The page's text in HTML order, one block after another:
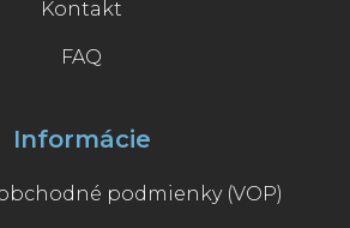
Kontakt
FAQ
Informácie
podmienky (VOP)